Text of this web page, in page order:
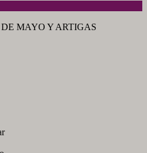
MAYO Y ARTIGAS